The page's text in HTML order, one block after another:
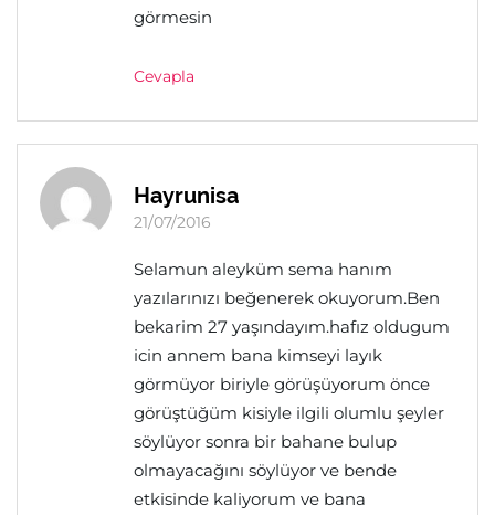
görmesin
Cevapla
Hayrunisa
21/07/2016
Selamun aleyküm sema hanım
yazılarınızı beğenerek okuyorum.Ben
bekarim 27 yaşındayım.hafız oldugum
icin annem bana kimseyi layık
görmüyor biriyle görüşüyorum önce
görüştüğüm kisiyle ilgili olumlu şeyler
söylüyor sonra bir bahane bulup
olmayacağını söylüyor ve bende
etkisinde kaliyorum ve bana